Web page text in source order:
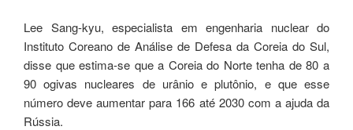
Lee Sang-kyu, especialista em engenharia nuclear do
Instituto Coreano de Análise de Defesa da Coreia do Sul,
disse que estima-se que a Coreia do Norte tenha de 80 a
90 ogivas nucleares de urânio e plutônio, e que esse
número deve aumentar para 166 até 2030 com a ajuda da
Rússia.